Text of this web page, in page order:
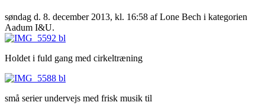
søndag d. 8. december 2013, kl. 16:58 af Lone Bech i kategorien
Aadum I&U.
Holdet i fuld gang med cirkeltræning
små serier undervejs med frisk musik til